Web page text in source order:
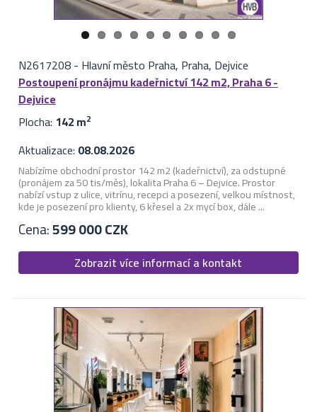
N2617208- Hlavní město Praha, Praha, Dejvice
Postoupení pronájmu kadeřnictví 142 m2, Praha 6 -
Dejvice
Plocha: 142 m2
Aktualizace: 08.08.2026
Nabízíme obchodní prostor 142 m2 (kadeřnictví), za odstupné
(pronájem za 50 tis/měs), lokalita Praha 6 – Dejvice. Prostor
nabízí vstup z ulice, vitrínu, recepci a posezení, velkou místnost,
kde je posezení pro klienty, 6 křesel a 2x mycí box, dále ...
Cena:599 000 CZK
Zobrazit více informací a kontakt